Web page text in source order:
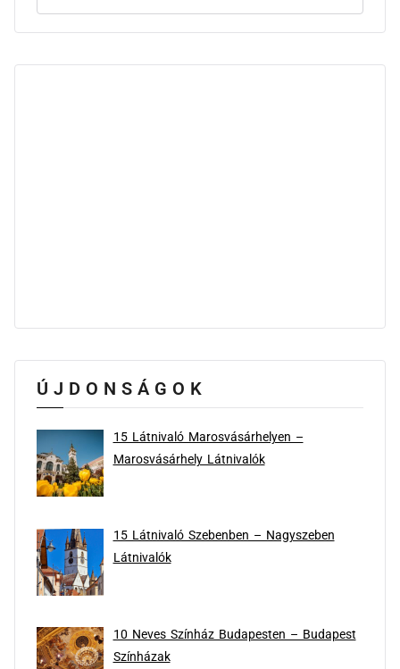
ÚJDONSÁGOK
15 Látnivaló Marosvásárhelyen –
Marosvásárhely Látnivalók
15 Látnivaló Szebenben – Nagyszeben
Látnivalók
10 Neves Színház Budapesten – Budapest
Színházak